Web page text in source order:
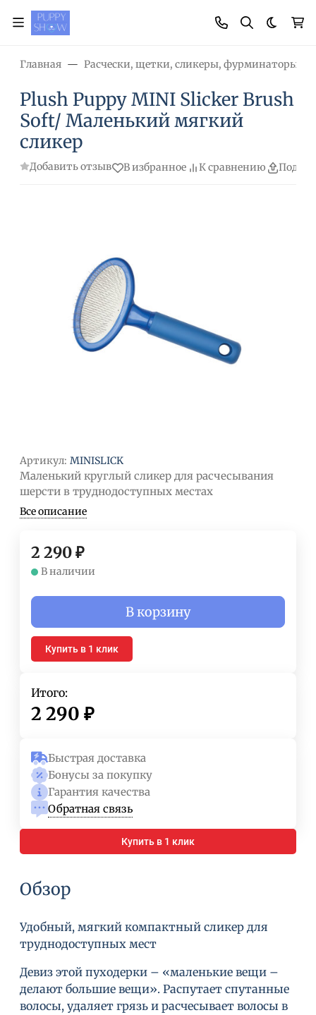
Главная Расчески, щетки, сликеры, фурминаторы,
Plush Puppy MINI Slicker Brush
Soft/ Маленький мягкий
сликер
Добавить отзыв В избранное К сравнению
Артикул: MINISLICK
Маленький круглый сликер для расчесывания
шерсти в труднодоступных местах
Все описание
2 290₽
В наличии
В корзину
Купить в 1 клик
Итого:
2 290 ₽
Быстрая доставка
Бонусы за покупку
Гарантия качества
Обратная связь
Купить в 1 клик
Обзор
Удобный, мягкий компактный сликер для
труднодоступных мест
Девиз этой пуходерки – «маленькие вещи –
делают большие вещи». Распутает спутанные
волосы, удаляет грязь и расчесывает волосы в